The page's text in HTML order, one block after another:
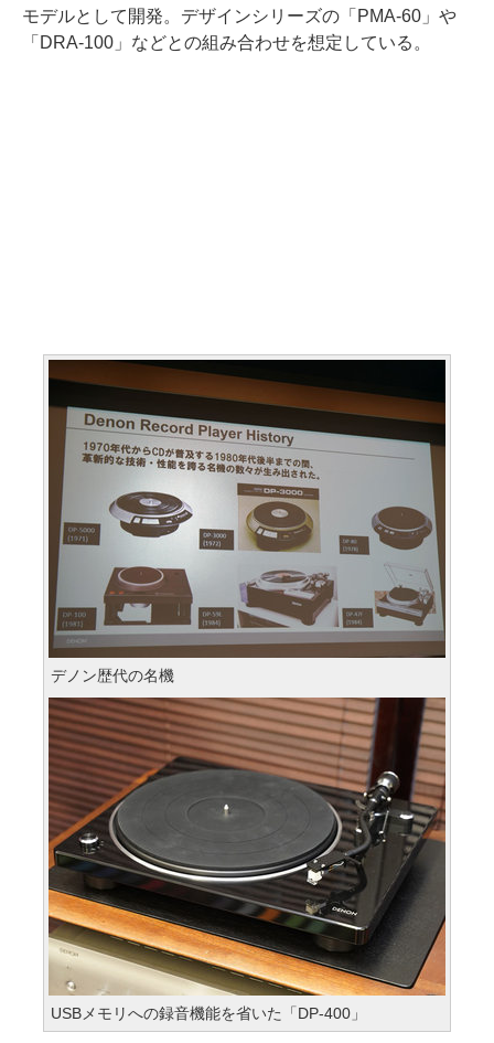
モデルとして開発。デザインシリーズの「PMA-60」や
「DRA-100」などとの組み合わせを想定している。
デノン歴代の名機
USBメモリへの録音機能を省いた「DP-400」